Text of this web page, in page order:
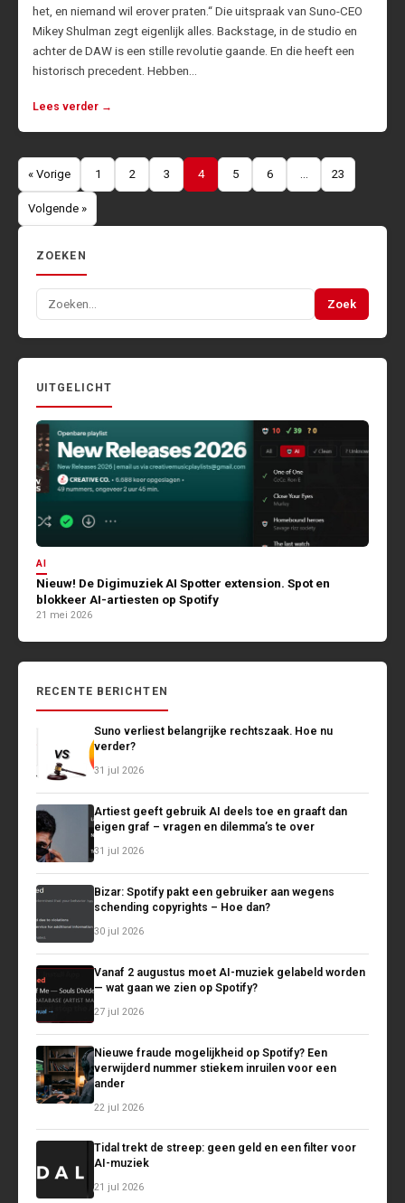
het, en niemand wil erover praten.“ Die uitspraak van Suno-CEO
Mikey Shulman zegt eigenlijk alles. Backstage, in de studio en
achter de DAW is een stille revolutie gaande. En die heeft een
historisch precedent. Hebben…
Lees verder →
Berichten
paginering
« Vorige 1 2 3 4 5 6 23
Volgende »
ZOEKEN
Zoeken
naar:
Zoek
UITGELICHT
AI
Nieuw! De Digimuziek AI Spotter extension. Spot en
blokkeer AI-artiesten op Spotify
21 mei 2026
RECENTE BERICHTEN
Suno verliest belangrijke rechtszaak. Hoe nu
verder?
31 jul 2026
Artiest geeft gebruik AI deels toe en graaft dan
eigen graf – vragen en dilemma’s te over
31 jul 2026
Bizar: Spotify pakt een gebruiker aan wegens
schending copyrights – Hoe dan?
30 jul 2026
Vanaf 2 augustus moet AI-muziek gelabeld worden
— wat gaan we zien op Spotify?
27 jul 2026
Nieuwe fraude mogelijkheid op Spotify? Een
verwijderd nummer stiekem inruilen voor een
ander
22 jul 2026
Tidal trekt de streep: geen geld en een filter voor
AI-muziek
21 jul 2026